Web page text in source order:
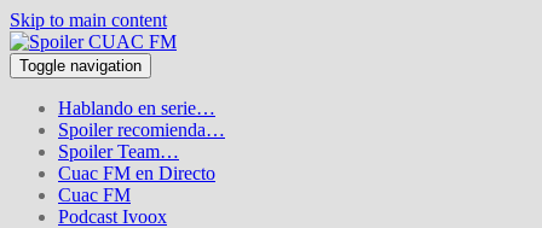
Skip to main content
Toggle navigation
Hablando en serie…
Spoiler recomienda…
Spoiler Team…
Cuac FM en Directo
Cuac FM
Podcast Ivoox